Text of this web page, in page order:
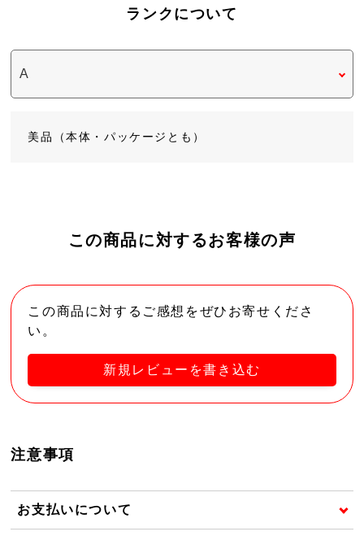
ランクについて
美品（本体・パッケージとも）
この商品に対するお客様の声
この商品に対するご感想をぜひお寄せくださ
い。
新規レビューを書き込む
注意事項
お支払いについて